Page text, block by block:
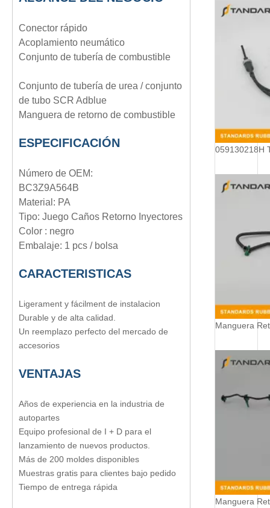
Conector rápido
Acoplamiento neumático
Conjunto de tubería de combustible
Conjunto de tubería de urea / conjunto
de tubo SCR Adblue
Manguera de retorno de combustible
ESPECIFICACIÓN
Número de OEM:
BC3Z9A564B
Material: PA
Tipo: Juego Caños Retorno Inyectores
Color : negro
Embalaje: 1 pcs / bolsa
CARACTERISTICAS
Ligerament y fácilment de instalacion
Durable y de alta calidad.
Un reemplazo perfecto del mercado de
accesorios
VENTAJAS
Años de experiencia en la industria de
autopartes
Equipo profesional de I + D para el
lanzamiento de nuevos productos.
Más de 200 moldes disponibles
Muestras gratis para clientes bajo pedido
Tiempo de entrega rápida